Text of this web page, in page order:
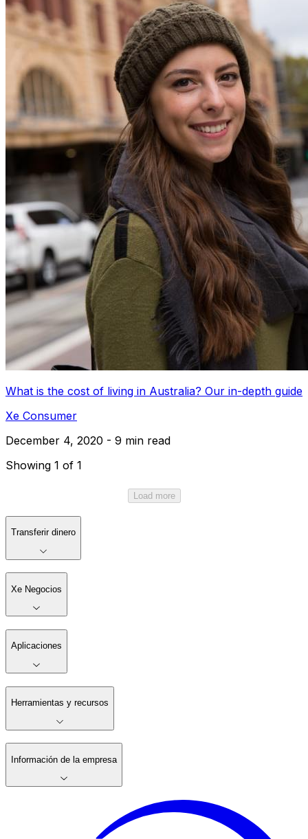
What is the cost of living in Australia? Our in-depth guide
Xe Consumer
December 4, 2020 - 9 min read
Showing 1 of 1
Load more
Transferir dinero
Xe Negocios
Aplicaciones
Herramientas y recursos
Información de la empresa